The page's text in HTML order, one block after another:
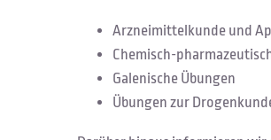
Arzneimittelkunde und
Chemisch-
Galenische Übungen
Übungen zur